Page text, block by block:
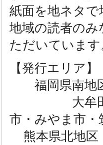
紙面を地ネタ
地域の読者の
ただいています
【発行エリア】
福岡県南地
大牟田市
市・みやま市・
熊本県北地区